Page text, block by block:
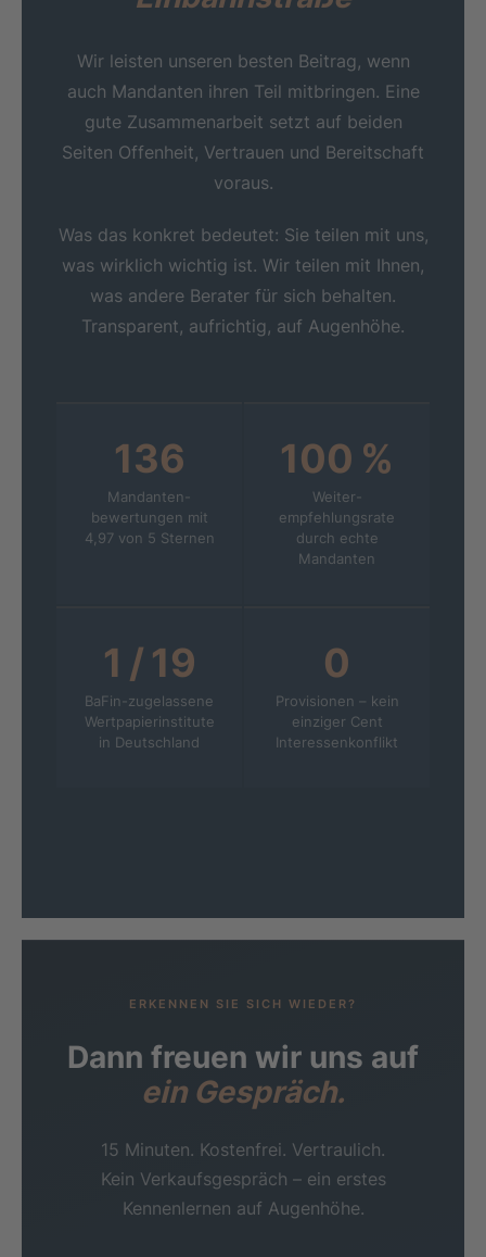
Wir leisten unseren besten Beitrag, wenn
auch Mandanten ihren Teil mitbringen. Eine
gute Zusammenarbeit setzt auf beiden
Seiten Offenheit, Vertrauen und Bereitschaft
voraus.
Was das konkret bedeutet: Sie teilen mit uns,
was wirklich wichtig ist. Wir teilen mit Ihnen,
was andere Berater für sich behalten.
Transparent, aufrichtig, auf Augenhöhe.
136
Mandanten­
bewertungen mit
4,97 von 5 Sternen
100 %
Weiter­
empfehlungsrate
durch echte
Mandanten
1 / 19
BaFin-zugelassene
Wertpapier­institute
in Deutschland
0
Provisionen – kein
einziger Cent
Interessen­konflikt
ERKENNEN SIE SICH WIEDER?
Dann freuen wir uns auf
ein Gespräch.
15 Minuten. Kostenfrei. Vertraulich.
Kein Verkaufsgespräch – ein erstes
Kennenlernen auf Augenhöhe.